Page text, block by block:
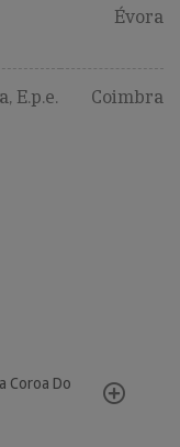
Évora
E.p.e. Coimbra
Coroa Do